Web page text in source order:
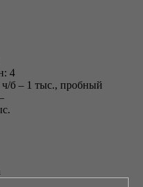
4
б – 1 тыс., пробный